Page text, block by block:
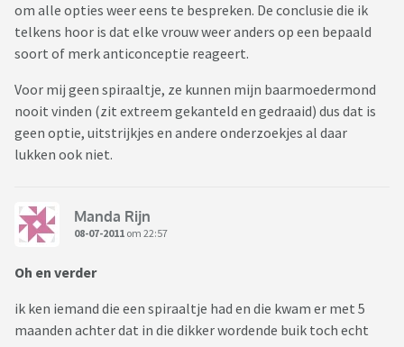
om alle opties weer eens te bespreken. De conclusie die ik
telkens hoor is dat elke vrouw weer anders op een bepaald
soort of merk anticonceptie reageert.
Voor mij geen spiraaltje, ze kunnen mijn baarmoedermond
nooit vinden (zit extreem gekanteld en gedraaid) dus dat is
geen optie, uitstrijkjes en andere onderzoekjes al daar
lukken ook niet.
Manda Rijn
08-07-2011 om 22:57
Oh en verder
ik ken iemand die een spiraaltje had en die kwam er met 5
maanden achter dat in die dikker wordende buik toch echt